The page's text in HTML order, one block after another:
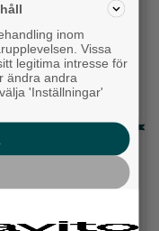
–
ligger bra i fas”
Långared
inom
Vissa
legitima intresse för
ändra andra
'Inställningar'